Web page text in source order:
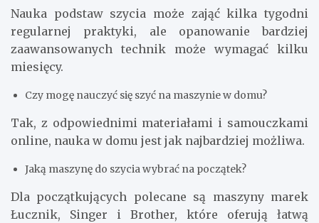
Nauka podstaw szycia może zająć kilka tygodni
regularnej praktyki, ale opanowanie bardziej
zaawansowanych technik może wymagać kilku
miesięcy.
Czy mogę nauczyć się szyć na maszynie w domu?
Tak, z odpowiednimi materiałami i samouczkami
online, nauka w domu jest jak najbardziej możliwa.
Jaką maszynę do szycia wybrać na początek?
Dla początkujących polecane są maszyny marek
Łucznik, Singer i Brother, które oferują łatwą